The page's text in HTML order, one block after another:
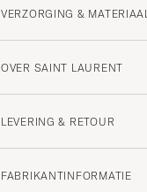
VERZORGING & MATERIAAL
OVER SAINT LAURENT
LEVERING & RETOUR
FABRIKANTINFORMATIE